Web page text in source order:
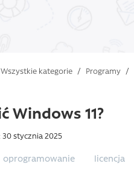
Wszystkie kategorie / Programy /
Windows 11?
stycznia 2025
oprogramowanie licencja